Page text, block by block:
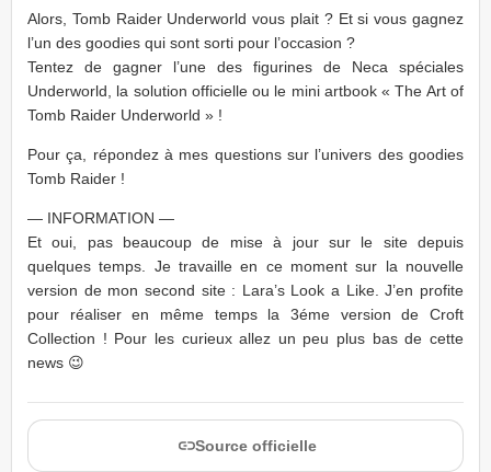
Alors, Tomb Raider Underworld vous plait ? Et si vous gagnez
l’un des goodies qui sont sorti pour l’occasion ?
Tentez de gagner l’une des figurines de Neca spéciales
Underworld, la solution officielle ou le mini artbook « The Art of
Tomb Raider Underworld » !
Pour ça, répondez à mes questions sur l’univers des goodies
Tomb Raider !
— INFORMATION —
Et oui, pas beaucoup de mise à jour sur le site depuis
quelques temps. Je travaille en ce moment sur la nouvelle
version de mon second site : Lara’s Look a Like. J’en profite
pour réaliser en même temps la 3éme version de Croft
Collection ! Pour les curieux allez un peu plus bas de cette
news 😉
Source officielle